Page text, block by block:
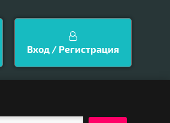
Вход / Регистрация